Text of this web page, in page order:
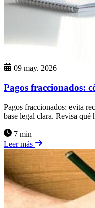
09 may. 2026
Pagos fraccionados:
Pagos fraccionados: evita
base legal clara. Revisa qué
7 min
Leer más